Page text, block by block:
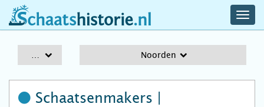
schaatshistorie.nl
Noorden
Schaatsenmakers |